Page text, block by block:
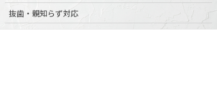
抜歯・親知らず対応
歯ぎしり・食いしばり